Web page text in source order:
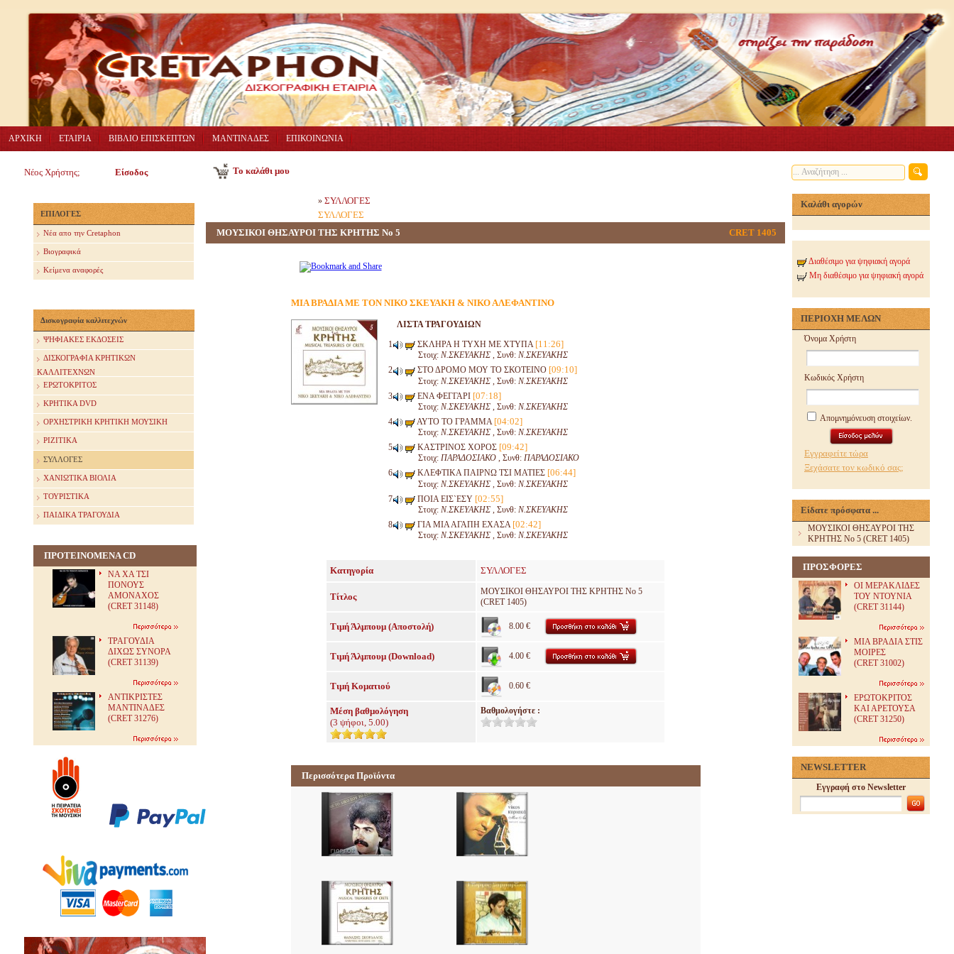
ΑΡΧΙΚΗ ΕΤΑΙΡΙΑ ΒΙΒΛΙΟ ΕΠΙΣΚΕΠΤΩΝ ΜΑΝΤΙΝΑΔΕΣ ΕΠΙΚΟΙΝΩΝΙΑ
Νέος Χρήστης; Είσοδος Το καλάθι μου
ΕΠΙΛΟΓΕΣ
Nέα απο την Cretaphon
Βιογραφικά
Κείμενα αναφορές
Δισκογραφία καλλιτεχνών
ΨΗΦΙΑΚΕΣ ΕΚΔΟΣΕΙΣ
ΔΙΣΚΟΓΡΑΦΙΑ ΚΡΗΤΙΚΩΝ
ΚΑΛΛΙΤΕΧΝΩΝ
ΕΡΩΤΟΚΡΙΤΟΣ
ΚΡΗΤΙΚΑ DVD
ΟΡΧΗΣΤΡΙΚΗ ΚΡΗΤΙΚΗ ΜΟΥΣΙΚΗ
ΡΙΖΙΤΙΚΑ
ΣΥΛΛΟΓΕΣ
ΧΑΝΙΩΤΙΚΑ ΒΙΟΛΙΑ
ΤΟΥΡΙΣΤΙΚΑ
ΠΑΙΔΙΚΑ ΤΡΑΓΟΥΔΙΑ
ΠΡΟΤΕΙΝΟΜΕΝΑ CD
ΝΑ ΧΑ ΤΣΙ
ΠΟΝΟΥΣ
ΑΜΟΝΑΧΟΣ
(CRET 31148)
ΤΡΑΓΟΥΔΙΑ
ΔΙΧΩΣ ΣΥΝΟΡΑ
(CRET 31139)
ΑΝΤΙΚΡΙΣΤΕΣ
ΜΑΝΤΙΝΑΔΕΣ
(CRET 31276)
» ΣΥΛΛΟΓΕΣ
ΣΥΛΛΟΓΕΣ
ΜΟΥΣΙΚΟΙ ΘΗΣΑΥΡΟΙ ΤΗΣ ΚΡΗΤΗΣ Νο 5
CRET 1405
ΜΙΑ ΒΡΑΔΙΑ ΜΕ ΤΟΝ ΝΙΚΟ ΣΚΕΥΑΚΗ & ΝΙΚΟ ΑΛΕΦΑΝΤΙΝΟ
ΛΙΣΤΑ ΤΡΑΓΟΥΔΙΩΝ
ΣΚΛΗΡΑ Η ΤΥΧΗ ΜΕ ΧΤΥΠΑ [11:26]
Στοιχ: Ν.ΣΚΕΥΑΚΗΣ, Συνθ: Ν.ΣΚΕΥΑΚΗΣ
ΣΤΟ ΔΡΟΜΟ ΜΟΥ ΤΟ ΣΚΟΤΕΙΝΟ [09:10]
Στοιχ: Ν.ΣΚΕΥΑΚΗΣ, Συνθ: Ν.ΣΚΕΥΑΚΗΣ
ΕΝΑ ΦΕΓΓΑΡΙ [07:18]
Στοιχ: Ν.ΣΚΕΥΑΚΗΣ, Συνθ: Ν.ΣΚΕΥΑΚΗΣ
ΑΥΤΟ ΤΟ ΓΡΑΜΜΑ [04:02]
Στοιχ: Ν.ΣΚΕΥΑΚΗΣ, Συνθ: Ν.ΣΚΕΥΑΚΗΣ
ΚΑΣΤΡΙΝΟΣ ΧΟΡΟΣ [09:42]
Στοιχ: ΠΑΡΑΔΟΣΙΑΚΟ, Συνθ: ΠΑΡΑΔΟΣΙΑΚΟ
ΚΛΕΦΤΙΚΑ ΠΑΙΡΝΩ ΤΣΙ ΜΑΤΙΕΣ [06:44]
Στοιχ: Ν.ΣΚΕΥΑΚΗΣ, Συνθ: Ν.ΣΚΕΥΑΚΗΣ
ΠΟΙΑ ΕΙΣ`ΕΣΥ [02:55]
Στοιχ: Ν.ΣΚΕΥΑΚΗΣ, Συνθ: Ν.ΣΚΕΥΑΚΗΣ
ΓΙΑ ΜΙΑ ΑΓΑΠΗ ΕΧΑΣΑ [02:42]
Στοιχ: Ν.ΣΚΕΥΑΚΗΣ, Συνθ: Ν.ΣΚΕΥΑΚΗΣ
Κατηγορία ΣΥΛΛΟΓΕΣ
Τίτλος
ΜΟΥΣΙΚΟΙ ΘΗΣΑΥΡΟΙ ΤΗΣ ΚΡΗΤΗΣ Νο 5
(CRET 1405)
Τιμή Άλμπουμ (Αποστολή) 8.00 €
Τιμή Άλμπουμ (Download) 4.00 €
Τιμή Κοματιού 0.60 €
Μέση βαθμολόγηση
(3 ψήφοι, 5.00)
Βαθμολογήστε :
Περισσότερα Προϊόντα
Καλάθι αγορών
Διαθέσιμο για ψηφιακή αγορά
Μη διαθέσιμο για ψηφιακή αγορά
ΠΕΡΙΟΧΗ ΜΕΛΩΝ
Όνομα Χρήστη
Κωδικός Χρήστη
Απομνημόνευση στοιχείων.
Εγγραφείτε τώρα
Ξεχάσατε τον κωδικό σας;
Είδατε πρόσφατα ...
ΜΟΥΣΙΚΟΙ ΘΗΣΑΥΡΟΙ ΤΗΣ
ΚΡΗΤΗΣ Νο 5 (CRET 1405)
ΠΡΟΣΦΟΡΕΣ
ΟΙ ΜΕΡΑΚΛΙΔΕΣ
ΤΟΥ ΝΤΟΥΝΙΑ
(CRET 31144)
ΜΙΑ ΒΡΑΔΙΑ ΣΤΙΣ
ΜΟΙΡΕΣ
(CRET 31002)
ΕΡΩΤΟΚΡΙΤΟΣ
ΚΑΙ ΑΡΕΤΟΥΣΑ
(CRET 31250)
NEWSLETTER
Εγγραφή στο Newsletter